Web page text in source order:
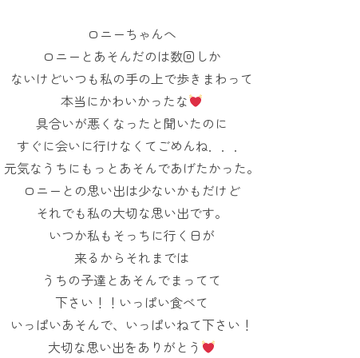
ロニーちゃんへ
ロニーとあそんだのは数回しか
ないけどいつも私の手の上で歩きまわって
本当にかわいかったな
具合いが悪くなったと聞いたのに
すぐに会いに行けなくてごめんね．．．
元気なうちにもっとあそんであげたかった。
ロニーとの思い出は少ないかもだけど
それでも私の大切な思い出です。
いつか私もそっちに行く日が
来るからそれまでは
うちの子達とあそんでまってて
下さい！！いっぱい食べて
いっぱいあそんで、いっぱいねて下さい！
大切な思い出をありがとう